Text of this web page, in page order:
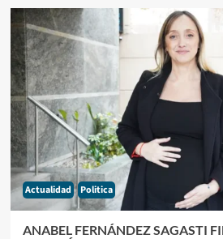
Actualidad Politica
ANABEL FERNÁNDEZ SAGASTI